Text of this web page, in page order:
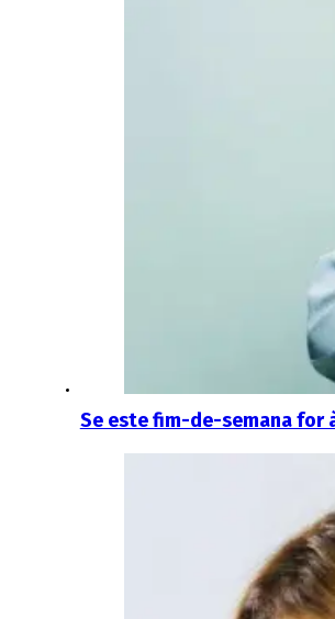
Se este fim-de-semana for